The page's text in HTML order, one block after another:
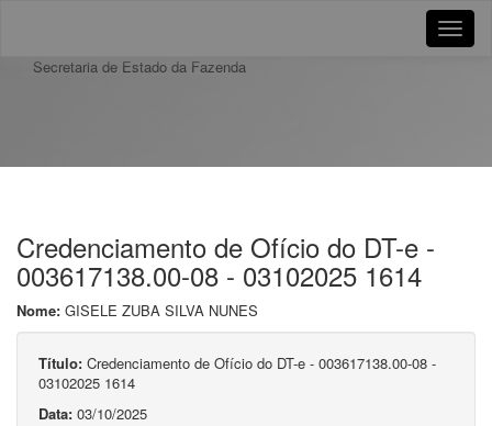
Toggle
Secretaria de Estado da Fazenda
Credenciamento de Ofício do DT-e -
003617138.00-08 - 03102025 1614
Nome: GISELE ZUBA SILVA NUNES
Título: Credenciamento de Ofício do DT-e - 003617138.00-08 -
03102025 1614
Data: 03/10/2025